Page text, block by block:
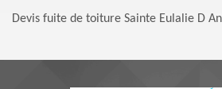
Devis fuite de toiture Sainte Eulalie D